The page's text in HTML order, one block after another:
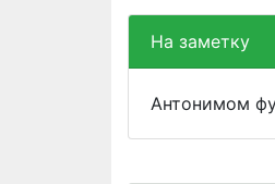
На заметку
Антонимом